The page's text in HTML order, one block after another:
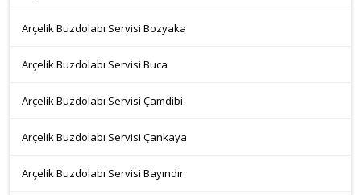
Arçelik Buzdolabı Servisi Bozyaka
Arçelik Buzdolabı Servisi Buca
Arçelik Buzdolabı Servisi Çamdibi
Arçelik Buzdolabı Servisi Çankaya
Arçelik Buzdolabı Servisi Bayındır